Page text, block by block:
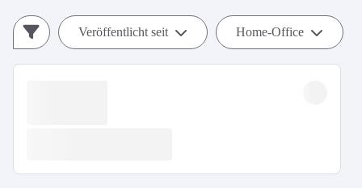
Veröffentlicht seit Home-Office